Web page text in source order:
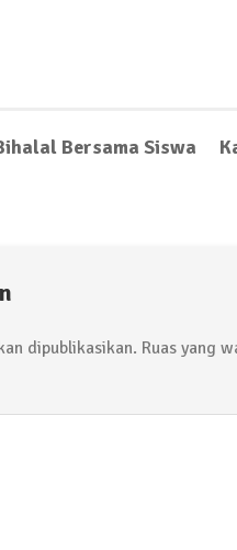
Bersama Siswa
dipublikasikan. Ruas yang